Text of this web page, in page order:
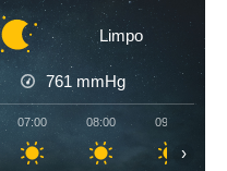
Limpo
761 mmHg
07:00 08:00 09:00
›